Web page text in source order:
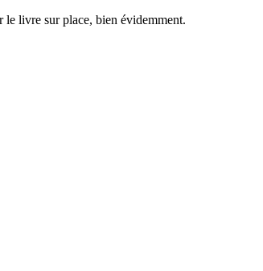
le livre sur place, bien évidemment.